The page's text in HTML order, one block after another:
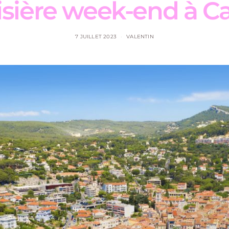
week-end à
7 JUILLET 2023 VALENTIN